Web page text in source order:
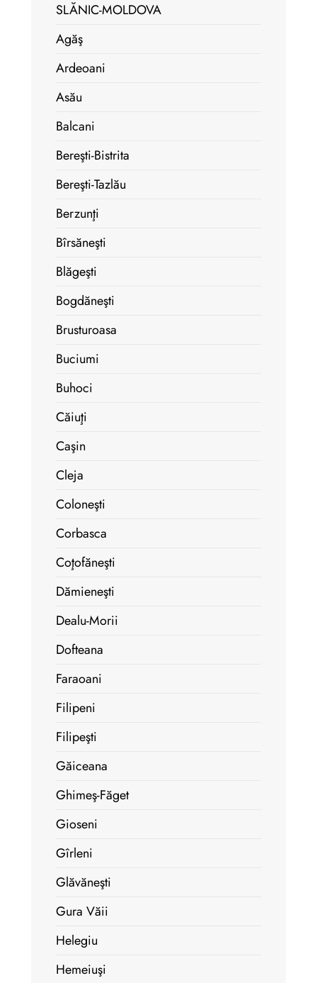
SLĂNIC-MOLDOVA
Agăş
Ardeoani
Asău
Balcani
Bereşti-Bistrita
Bereşti-Tazlău
Berzunţi
Bîrsăneşti
Blăgeşti
Bogdăneşti
Brusturoasa
Buciumi
Buhoci
Căiuţi
Caşin
Cleja
Coloneşti
Corbasca
Coţofăneşti
Dămieneşti
Dealu-Morii
Dofteana
Faraoani
Filipeni
Filipeşti
Găiceana
Ghimeş-Făget
Gioseni
Gîrleni
Glăvăneşti
Gura Văii
Helegiu
Hemeiuşi